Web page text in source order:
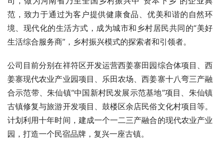
范，致力于通过为客户提供健康食品、优美和谐的自然环
境、现代化的生活方式，成为城市和乡村居民共同的“美好
生活综合服务商”，乡村振兴模式的探索者和引领者。
公司目前分别在祥符区开发运营西姜寨田园综合体项目、西
姜寨现代农业产业园项目、乐田农场、西姜寨十八弯三产融
合示范带、朱仙镇“中国新村民发展示范基地”项目、朱仙镇
古镇修复与旅游开发项目、鼓楼区余店民俗文化村项目等。
计划利用十年时间，建成一个一二三产融合的现代农业产业
园，打造一个民宿品牌，复兴一座古镇。